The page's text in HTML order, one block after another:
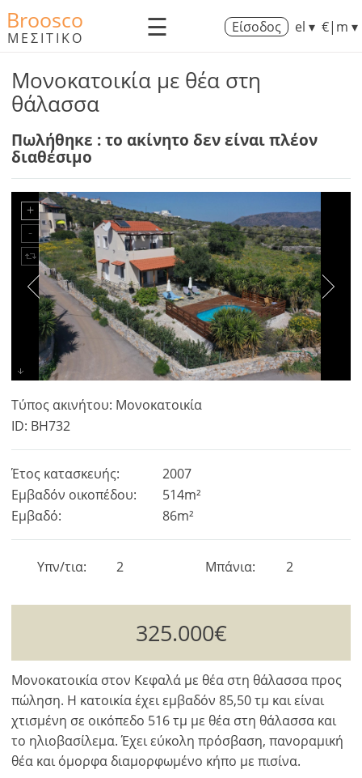
Broosco
ΜΕΣΙΤΙΚΟ ☰ Είσοδος el ▾ €|m ▾
Μονοκατοικία με θέα στη
θάλασσα
Πωλήθηκε : το ακίνητο δεν είναι πλέον
διαθέσιμο
Τύπος ακινήτου: Μονοκατοικία
ID: BH732
Έτος κατασκευής:
2007
Εμβαδόν οικοπέδου:
514m²
Εμβαδό:
86m²
2
Υπν/τια 2
Μπάνια
325.000€
Μονοκατοικία στον Κεφαλά με θέα στη θάλασσα προς
πώληση. Η κατοικία έχει εμβαδόν 85,50 τμ και είναι
χτισμένη σε οικόπεδο 516 τμ με θέα στη θάλασσα και
το ηλιοβασίλεμα. Έχει εύκολη πρόσβαση, πανοραμική
θέα και όμορφα διαμορφωμένο κήπο με πισίνα.